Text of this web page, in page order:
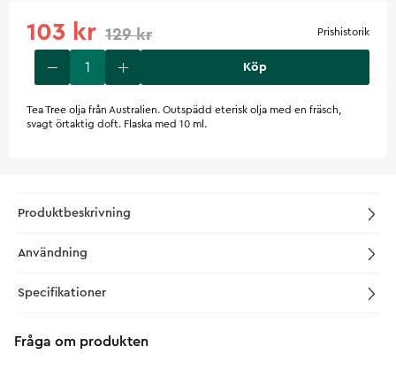
103 kr 129 kr Prishistorik
Köp
Tea Tree olja från Australien. Outspädd eterisk olja med en fräsch,
svagt örtaktig doft. Flaska med 10 ml.
Produktbeskrivning
Användning
Specifikationer
Fråga om produkten